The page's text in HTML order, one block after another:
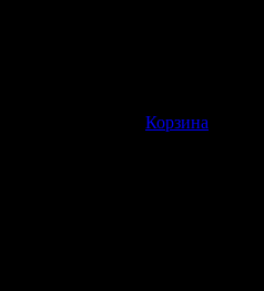
Корзина